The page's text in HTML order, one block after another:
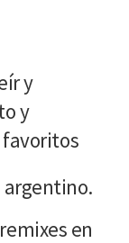
y
y
argentino.
en